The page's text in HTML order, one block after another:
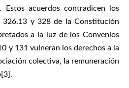
Estos acuerdos contradicen los
326.13 y 328 de la Constitución
a la luz de los Convenios
y 131 vulneran los derechos a la
colectiva, la remuneración